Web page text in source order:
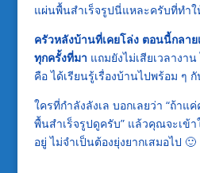
แผ่นพื้นสำเร็จรูปนี่แหละครับที่ทำใ
ครัวหลังบ้านที่เคยโล่ง ตอนนี้กลา
ทุกครั้งที่มา แถมยังไม่เสียเวลางา
คือ ได้เรียนรู้เรื่องบ้านไปพร้อม ๆ
ใครที่กำลังลังเล บอกเลยว่า “ถ้า
พื้นสำเร็จรูปดูครับ” แล้วคุณจะเข้
อยู่ ไม่จำเป็นต้องยุ่งยากเสมอไป 🙂